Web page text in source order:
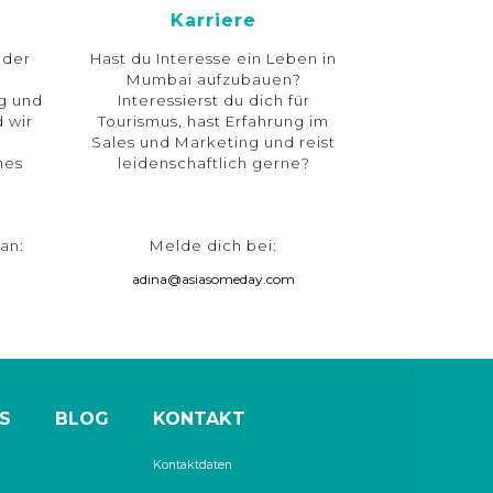
der
und
wir
Karriere
Hast du Interesse ein Leben in
Mumbai aufzubauen?
Interessierst du dich für
Tourismus, hast Erfahrung im
Sales und Marketing und reist
leidenschaftlich gerne?
Melde dich bei:
adina@asiasomeday.com
BLOG KONTAKT
Kontaktdaten